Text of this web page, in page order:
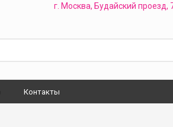
г. Москва, Будайский проезд,
Контакты